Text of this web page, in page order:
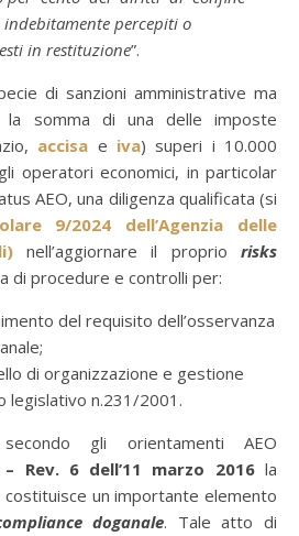
percepiti o
in restituzione”.
di sanzioni amministrative ma
la somma di una delle imposte
accisa e iva) superi i 10.000
operatori economici, in particolar
AEO, una diligenza qualificata (si
9/2024 dell’Agenzia delle
nell’aggiornare il propriorisks
di procedure e controlli per:
del requisito dell’osservanza
di organizzazione e gestione
legislativo n.231/2001.
gli orientamenti AEO
– Rev. 6 dell’11 marzo 2016la
costituisce un importante elemento
doganale. Tale atto di